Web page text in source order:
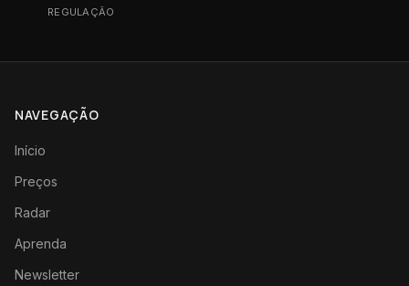
REGULAÇÃO
NAVEGAÇÃO
Início
Preços
Radar
Aprenda
Newsletter